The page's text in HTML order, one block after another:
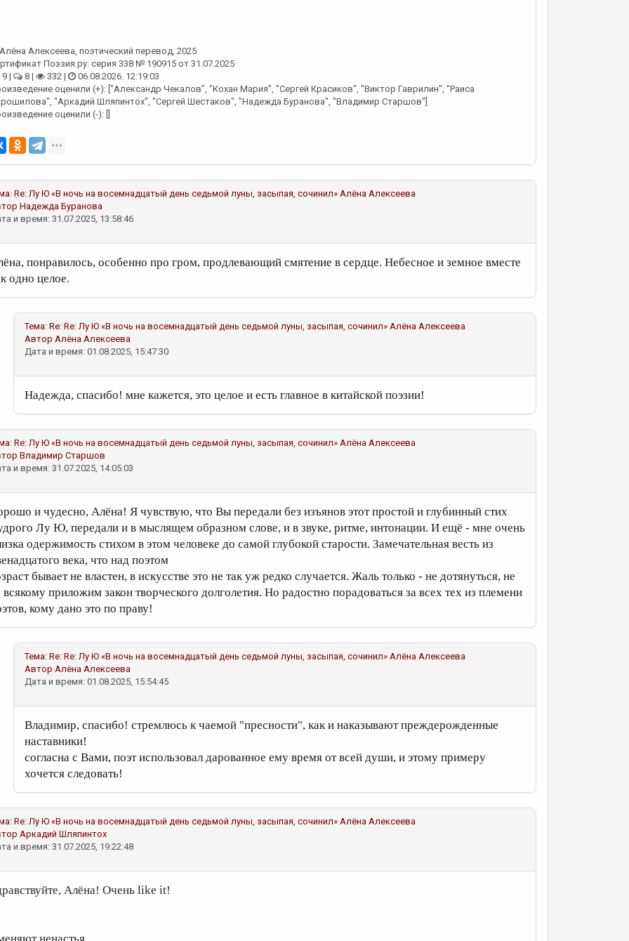
Алёна Алексеева, поэтический перевод, 2025
Поэзия.ру: серия 338 № 190915 от 31.07.2025
9 |
8 | 332 |
06.08.2026. 12:19:03
оценили (+): ["Александр Чекалов", "Кохан Мария", "Сергей Красиков", "Виктор Гаврилин", "Раиса
"Аркадий Шляпинтох", "Сергей Шестаков", "Надежда Буранова", "Владимир Старшов"]
оценили (-): []
Re: Лу Ю «В ночь на восемнадцатый день седьмой луны, засыпая, сочинил» Алёна Алексеева
Надежда Буранова
и время: 31.07.2025, 13:58:46
понравилось, особенно про гром, продлевающий смятение в сердце. Небесное и земное вместе
одно целое.
Тема: Re: Re: Лу Ю «В ночь на восемнадцатый день седьмой луны, засыпая, сочинил» Алёна Алексеева
Автор Алёна Алексеева
Дата и время: 01.08.2025, 15:47:30
Надежда, спасибо! мне кажется, это целое и есть главное в китайской поэзии!
Re: Лу Ю «В ночь на восемнадцатый день седьмой луны, засыпая, сочинил» Алёна Алексеева
Владимир Старшов
и время: 31.07.2025, 14:05:03
и чудесно, Алёна! Я чувствую, что Вы передали без изъянов этот простой и глубинный стих
Лу Ю, передали и в мыслящем образном слове, и в звуке, ритме, интонации. И ещё - мне очень
одержимость стихом в этом человеке до самой глубокой старости. Замечательная весть из
века, что над поэтом
бывает не властен, в искусстве это не так уж редко случается. Жаль только - не дотянуться, не
всякому приложим закон творческого долголетия. Но радостно порадоваться за всех тех из племени
кому дано это по праву!
Тема: Re: Re: Лу Ю «В ночь на восемнадцатый день седьмой луны, засыпая, сочинил» Алёна Алексеева
Автор Алёна Алексеева
Дата и время: 01.08.2025, 15:54:45
Владимир, спасибо! стремлюсь к чаемой "пресности", как и наказывают преждерожденные
наставники!
согласна с Вами, поэт использовал дарованное ему время от всей души, и этому примеру
хочется следовать!
Re: Лу Ю «В ночь на восемнадцатый день седьмой луны, засыпая, сочинил» Алёна Алексеева
Аркадий Шляпинтох
и время: 31.07.2025, 19:22:48
Алёна! Очень like it!